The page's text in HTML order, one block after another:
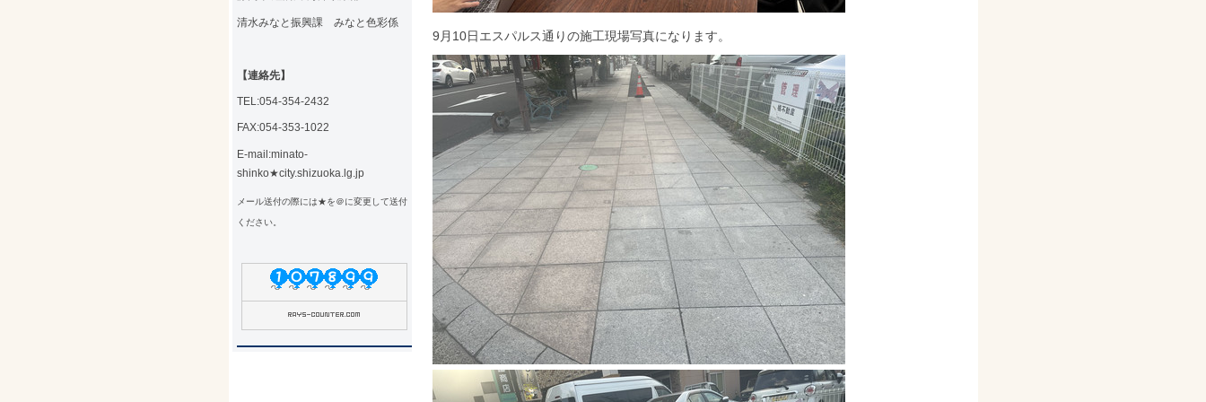
清水みなと振興課 みなと色彩係
【連絡先】
TEL:054-354-2432
FAX:054-353-1022
E-mail:minato-
shinko★city.shizuoka.lg.jp
メール送付の際には★を＠に変更して送付
ください。
9月10日エスパルス通りの施工現場写真になります。